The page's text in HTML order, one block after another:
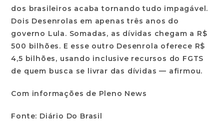
dos brasileiros acaba tornando tudo impagável.
Dois Desenrolas em apenas três anos do
governo Lula. Somadas, as dívidas chegam a R$
500 bilhões. E esse outro Desenrola oferece R$
4,5 bilhões, usando inclusive recursos do FGTS
de quem busca se livrar das dívidas — afirmou.
Com informações de Pleno News
Fonte: Diário Do Brasil